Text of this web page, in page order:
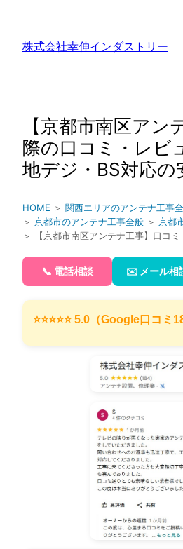
株式会社幸伸インダストリー
【京都市南区アン
際の口コミ・レビ
地デジ・BS対応の
HOME ＞ 関西エリアのアンテナ工事
＞ 京都市のアンテナ工事全般 ＞ 京都
＞ 【京都市南区アンテナ工事】口コ
📞 電話相談 ✉️ メール相
⭐️⭐️⭐️⭐️⭐️ 5.0（Google口コミ